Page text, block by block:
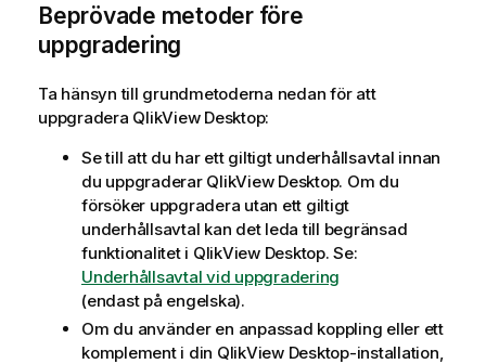
Beprövade metoder före
uppgradering
Ta hänsyn till grundmetoderna nedan för att
uppgradera QlikView Desktop:
Se till att du har ett giltigt underhållsavtal innan
du uppgraderar QlikView Desktop. Om du
försöker uppgradera utan ett giltigt
underhållsavtal kan det leda till begränsad
funktionalitet i QlikView Desktop. Se:
Underhållsavtal vid uppgradering
(endast på engelska).
Om du använder en anpassad koppling eller ett
komplement i din QlikView Desktop-installation,